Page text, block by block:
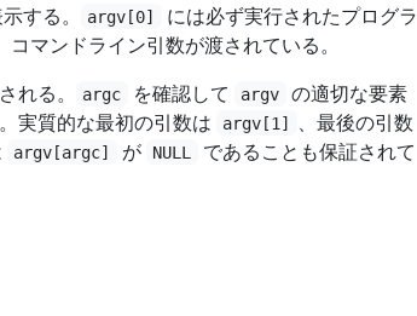
する。 argv[0]
には必ず実行されたプログラ
マンドライン引数が渡されている。
れる。
argc を確認して argv
の適切な要素
実質的な最初の引数は
argv[1]
、最後の引数
argv[argc] が NULL
であることも保証されて